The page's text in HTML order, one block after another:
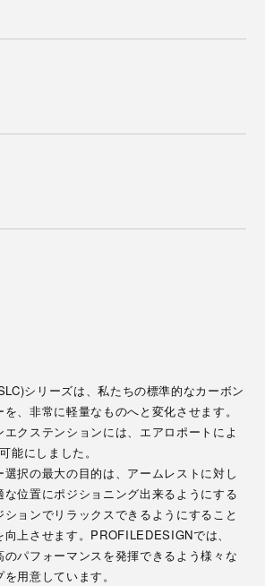
シリーズは、私たちの標準的なカーボン
、非常に軽量なものへと変化させます。
クステンションには、エアロポートによ
能にしました。
択の最大の目的は、アームレストに対し
位置にポジショニング出来るようにする
ョンでリラックスできるようにすること
上させます。PROFILEDESIGNでは、
パフォーマンスを発揮できるよう様々な
用意しています。